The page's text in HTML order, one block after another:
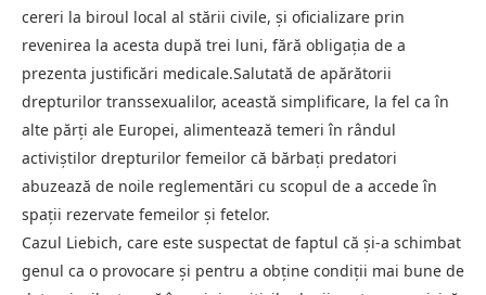
cereri la biroul local al stării civile, şi oficializare prin
revenirea la acesta după trei luni, fără obligaţia de a
prezenta justificări medicale.Salutată de apărătorii
drepturilor transsexualilor, această simplificare, la fel ca în
alte părţi ale Europei, alimentează temeri în rândul
activiştilor drepturilor femeilor că bărbaţi predatori
abuzează de noile reglementări cu scopul de a accede în
spaţii rezervate femeilor şi fetelor.
Cazul Liebich, care este suspectat de faptul că şi-a schimbat
genul ca o provocare şi pentru a obţine condiţii mai bune de